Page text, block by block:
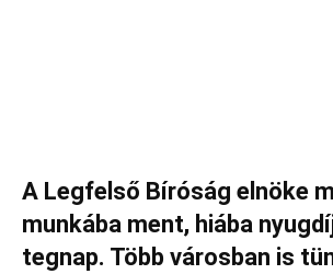
A Legfelső Bíróság elnöke
munkába ment, hiába
tegnap. Több városban is